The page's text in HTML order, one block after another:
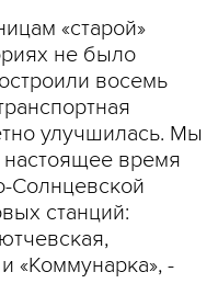
«старой»
не было
восемь
улучшилась. Мы
настоящее время
Солнцевской
станций:
«Коммунарка», -